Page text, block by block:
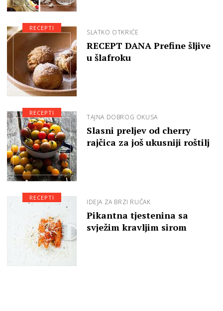
SLATKO OTKRIĆE
RECEPT DANA Prefine šljive
u šlafroku
RECEPTI
TAJNA DOBROG OKUSA
Slasni preljev od cherry
rajčica za još ukusniji roštilj
RECEPTI
IDEJA ZA BRZI RUČAK
Pikantna tjestenina sa
svježim kravljim sirom
RECEPTI